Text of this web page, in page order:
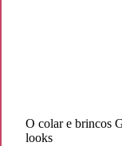
O colar e brincos
looks